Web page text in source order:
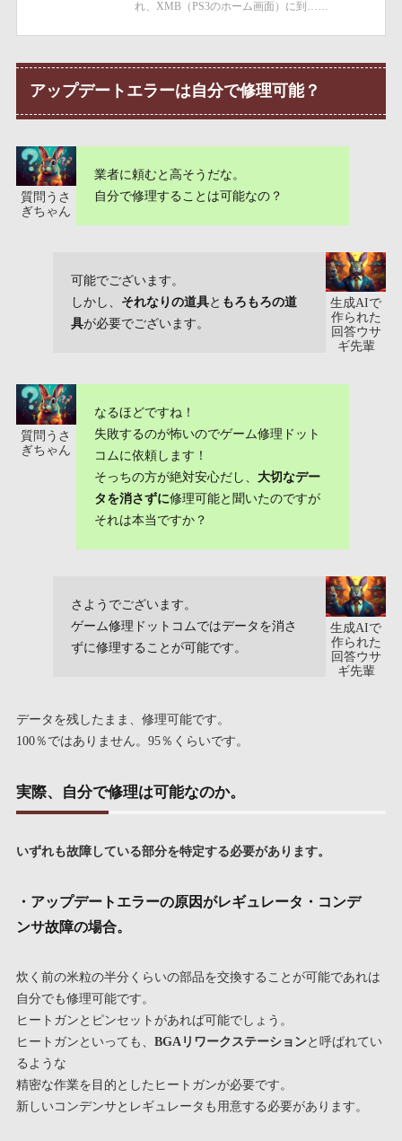
れ、XMB（PS3のホーム画面）に到……
アップデートエラーは自分で修理可能？
質問うさ
ぎちゃん
業者に頼むと高そうだな。
自分で修理することは可能なの？
生成AIで
作られた
回答ウサ
ギ先輩
可能でございます。
しかし、 それなりの道具と もろもろの道
具が必要でございます。
質問うさ
ぎちゃん
なるほどですね！
失敗するのが怖いのでゲーム修理ドット
コムに依頼します！
そっちの方が絶対安心だし、 大切なデー
タを消さずに修理可能と聞いたのですが
それは本当ですか？
生成AIで
作られた
回答ウサ
ギ先輩
さようでございます。
ゲーム修理ドットコムではデータを消さ
ずに修理することが可能です。
データを残したまま、修理可能です。
100％ではありません。95％くらいです。
実際、自分で修理は可能なのか。
いずれも故障している部分を特定する必要があります。
・アップデートエラーの原因がレギュレータ・コンデ
ンサ故障の場合。
炊く前の米粒の半分くらいの部品を交換することが可能であれは
自分でも修理可能です。
ヒートガンとピンセットがあれば可能でしょう。
ヒートガンといっても、 BGAリワークステーションと呼ばれてい
るような
精密な作業を目的としたヒートガンが必要です。
新しいコンデンサとレギュレータも用意する必要があります。